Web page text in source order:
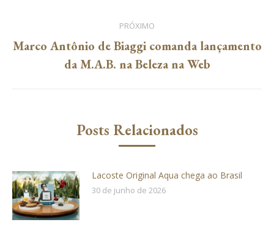
PRÓXIMO
Próximo
post:
Marco Antônio de Biaggi comanda lançamento
da M.A.B. na Beleza na Web
Posts Relacionados
Lacoste Original Aqua chega ao Brasil
30 de junho de 2026